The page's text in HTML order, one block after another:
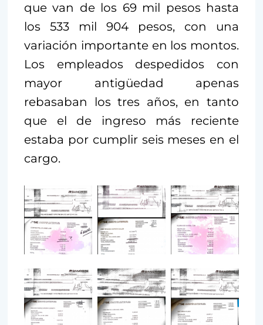
que van de los 69 mil pesos hasta
los 533 mil 904 pesos, con una
variación importante en los montos.
Los empleados despedidos con
mayor antigüedad apenas
rebasaban los tres años, en tanto
que el de ingreso más reciente
estaba por cumplir seis meses en el
cargo.